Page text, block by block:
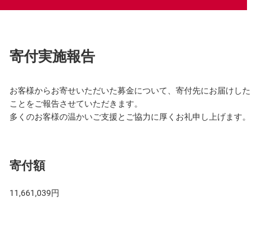
寄付実施報告
お客様からお寄せいただいた募金について、寄付先にお届けした
ことをご報告させていただきます。
多くのお客様の温かいご支援とご協力に厚くお礼申し上げます。
寄付額
11,661,039円